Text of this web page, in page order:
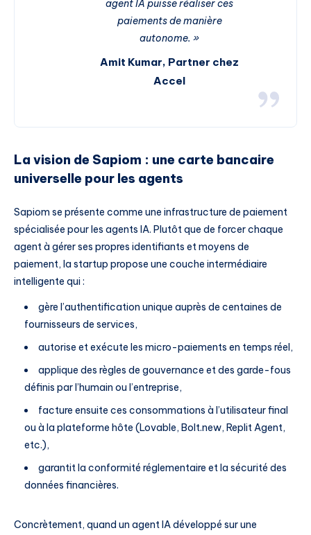
agent IA puisse réaliser ces
paiements de manière
autonome. »
Amit Kumar, Partner chez
Accel
La vision de Sapiom : une carte bancaire
universelle pour les agents
Sapiom se présente comme une infrastructure de paiement
spécialisée pour les agents IA. Plutôt que de forcer chaque
agent à gérer ses propres identifiants et moyens de
paiement, la startup propose une couche intermédiaire
intelligente qui :
gère l’authentification unique auprès de centaines de
fournisseurs de services,
autorise et exécute les micro-paiements en temps réel,
applique des règles de gouvernance et des garde-fous
définis par l’humain ou l’entreprise,
facture ensuite ces consommations à l’utilisateur final
ou à la plateforme hôte (Lovable, Bolt.new, Replit Agent,
etc.),
garantit la conformité réglementaire et la sécurité des
données financières.
Concrètement, quand un agent IA développé sur une